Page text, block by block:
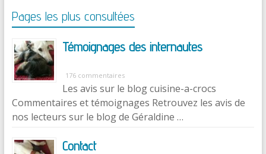
Pages les plus consultées
Témoignages des internautes
176 commentaires
Les avis sur le blog cuisine-a-crocs
Commentaires et témoignages Retrouvez les avis de
nos lecteurs sur le blog de Géraldine …
Contact